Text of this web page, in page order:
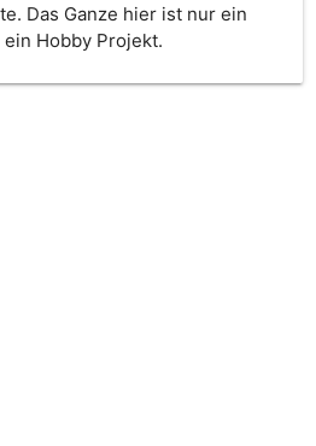
Das Ganze hier ist nur ein
Hobby Projekt.